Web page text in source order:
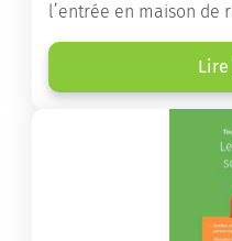
l’entrée en maison de
Vous y trouverez un
d’établissements ainsi
destinés à orienter